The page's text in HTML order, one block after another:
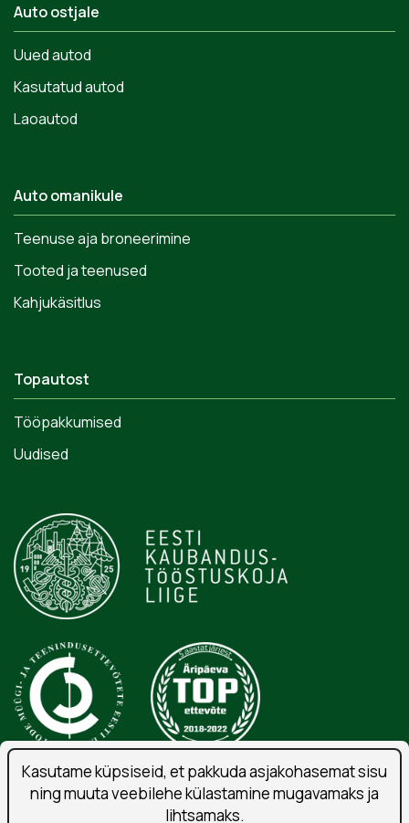
Auto ostjale
Uued autod
Kasutatud autod
Laoautod
Auto omanikule
Teenuse aja broneerimine
Tooted ja teenused
Kahjukäsitlus
Topautost
Tööpakkumised
Uudised
Isikuandmete töötlemise tingimused
Kasutame küpsiseid, et pakkuda asjakohasemat sisu
ning muuta veebilehe külastamine mugavamaks ja
lihtsamaks.